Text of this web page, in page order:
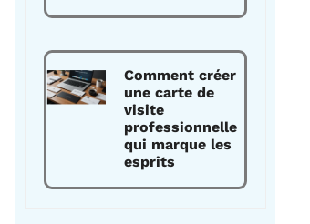
Comment créer
une carte de
visite
professionnelle
qui marque les
esprits